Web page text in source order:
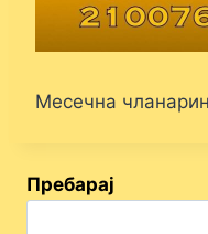
Месечна
Пребарај